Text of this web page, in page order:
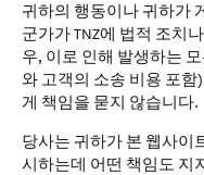
귀하의 행동이나 귀하가
군가가 TNZ에 법적 조치
우, 이로 인해 발생하는
와 고객의 소송 비용 포함
게 책임을 묻지 않습니다.
당사는 귀하가 본 웹사이
시하는데 어떤 책임도 지